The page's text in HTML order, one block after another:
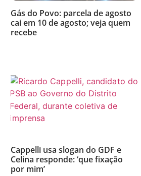
Gás do Povo: parcela de agosto
cai em 10 de agosto; veja quem
recebe
Cappelli usa slogan do GDF e
Celina responde: ‘que fixação
por mim’